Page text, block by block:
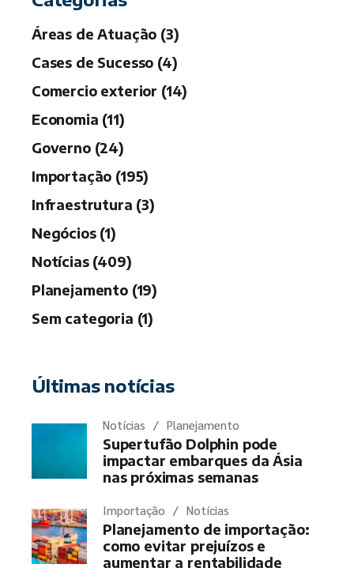
Áreas de Atuação (3)
Cases de Sucesso (4)
Comercio exterior (14)
Economia (11)
Governo (24)
Importação (195)
Infraestrutura (3)
Negócios (1)
Notícias (409)
Planejamento (19)
Sem categoria (1)
Últimas notícias
Notícias Planejamento
Supertufão Dolphin pode
impactar embarques da Ásia
nas próximas semanas
Importação Notícias
Planejamento de importação:
como evitar prejuízos e
aumentar a rentabilidade